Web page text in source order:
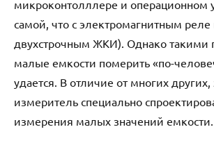
микроконтолллере и операционном
самой, что с электромагнитным
двухстрочным ЖКИ). Однако такими
малые емкости померить «по-
удается. В отличие от многих других,
измеритель специально
измерения малых значений емкости.